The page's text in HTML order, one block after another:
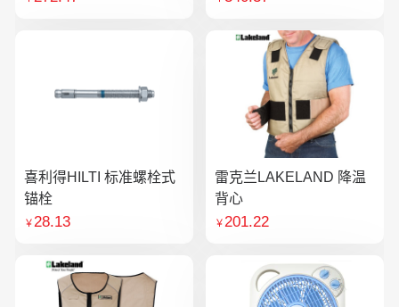
喜利得HILTI 标准螺栓式
锚栓
￥28.13
雷克兰LAKELAND 降温
背心
￥201.22